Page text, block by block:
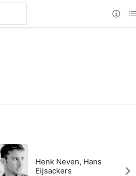
Henk Neven, Hans
Eijsackers